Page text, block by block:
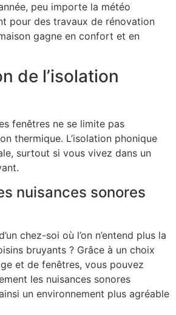
peu importe la météo
pour des travaux de rénovation
gagne en confort et en
de l’isolation
fenêtres ne se limite pas
thermique. L’isolation phonique
surtout si vous vivez dans un
nuisances sonores
chez-soi où l’on n’entend plus la
bruyants ? Grâce à un choix
et de fenêtres, vous pouvez
les nuisances sonores
un environnement plus agréable